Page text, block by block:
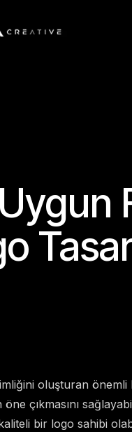
oluşturan
çıkmasını
bir logo sahibi